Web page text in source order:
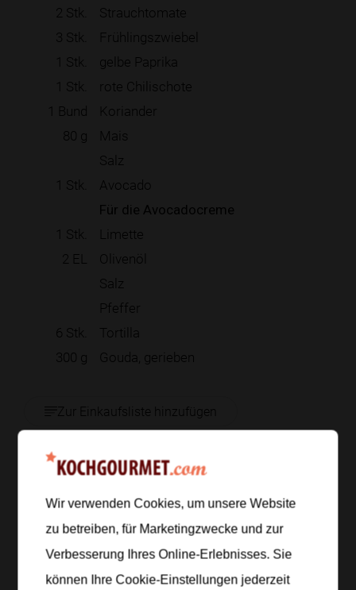
2 Stk.
Strauchtomate
3 Stk.
Frühlingszwiebel
1 Stk.
gelbe Paprika
1 Stk.
rote Chilischote
1 Bund
Koriander
80 g
Mais
Salz
1 Stk. Avocado
Für die Avocadocreme
1 Stk.
Limette
2 EL
Olivenöl
Salz
Pfeffer
6 Stk.
Tortilla
300 g Gouda, gerieben
Zur Einkaufsliste hinzufügen
Zubereitung
Schritt 1/4
Strauchtomaten, Frühlingszwiebeln, Paprika,
Chilischote und Koriander waschen. Tomaten und
Wir verwenden Cookies, um unsere Website
zu betreiben, für Marketingzwecke und zur
Verbesserung Ihres Online-Erlebnisses. Sie
können Ihre Cookie-Einstellungen jederzeit